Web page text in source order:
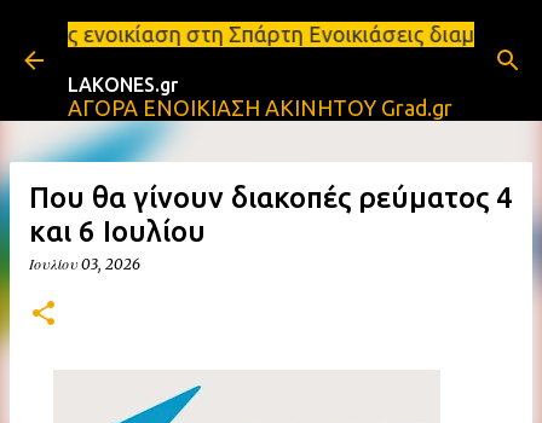
Μετάβαση στο κύριο περιεχόμενο
στη Σπάρτη Ενοικιάσεις διαμερισμάτων Σπάρτη
LAKONES.gr
ΑΓΟΡΑ ΕΝΟΙΚΙΑΣΗ ΑΚΙΝΗΤΟΥ Grad.gr
Που θα γίνουν διακοπές ρεύματος 4
και 6 Ιουλίου
Ιουλίου 03, 2026